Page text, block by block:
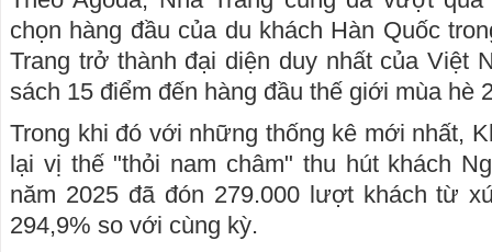
chọn hàng đầu của du khách Hàn Quốc
Trang trở thành đại diện duy nhất của Việt
sách 15 điểm đến hàng đầu thế giới mùa hè
Trong khi đó với những thống kê mới nhất,
lại vị thế "thỏi nam châm" thu hút khách
năm 2025 đã đón 279.000 lượt khách từ
294,9% so với cùng kỳ.